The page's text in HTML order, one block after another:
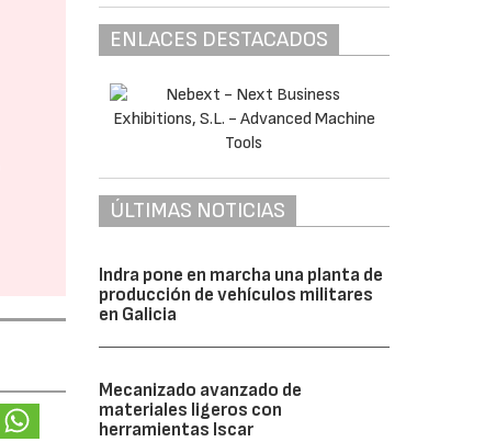
ENLACES DESTACADOS
ÚLTIMAS NOTICIAS
Indra pone en marcha una planta de
producción de vehículos militares
en Galicia
Mecanizado avanzado de
materiales ligeros con
herramientas Iscar